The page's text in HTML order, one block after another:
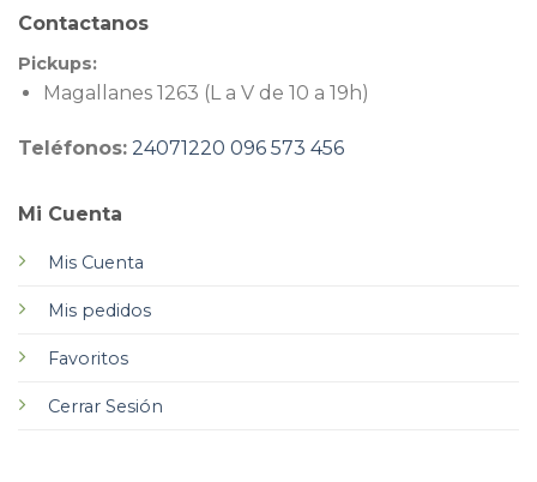
Mi Cuenta
Mis Cuenta
Mis pedidos
Favoritos
Cerrar Sesión
Contactanos
Pickups:
Magallanes 1263 (L a V de 10 a 19h)
Teléfonos: 24071220 096 573 456